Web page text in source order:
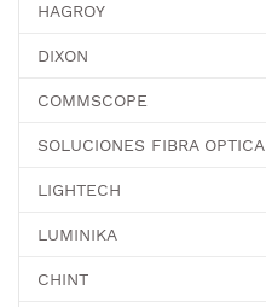
HAGROY
DIXON
COMMSCOPE
SOLUCIONES FIBRA OPTICA
LIGHTECH
LUMINIKA
CHINT